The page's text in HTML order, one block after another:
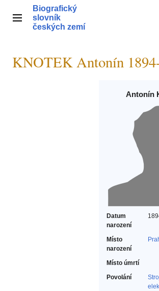
obsahHlavní menu
Biografický
slovník
českých zemí
KNOTEK Antonín
Antonín
Datum
narození
Místo
narození
Místo úmrtí
Povolání